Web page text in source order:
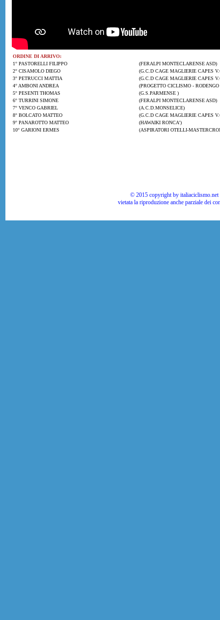
ORDINE DI ARRIVO:
1° PASTORELLI FILIPPO
(FERALPI MONTECLARENSE ASD)
2° CISAMOLO DIEGO
(G.C.D CAGE MAGLIERIE CAPES
3° PETRUCCI MATTIA
(G.C.D CAGE MAGLIERIE CAPES
4° AMBONI ANDREA
(PROGETTO CICLISMO -
5° PESENTI THOMAS
(G.S.PARMENSE )
6° TURRINI SIMONE
(FERALPI MONTECLARENSE ASD)
7° VENCO GABRIEL
(A.C.D.MONSELICE)
8° BOLCATO MATTEO
(G.C.D CAGE MAGLIERIE CAPES
9° PANAROTTO MATTEO
(HAWAIKI RONCA')
10° GARIONI ERMES
(ASPIRATORI OTELLI-
© 2015 copyright by
vietata la riproduzione anche parziale dei